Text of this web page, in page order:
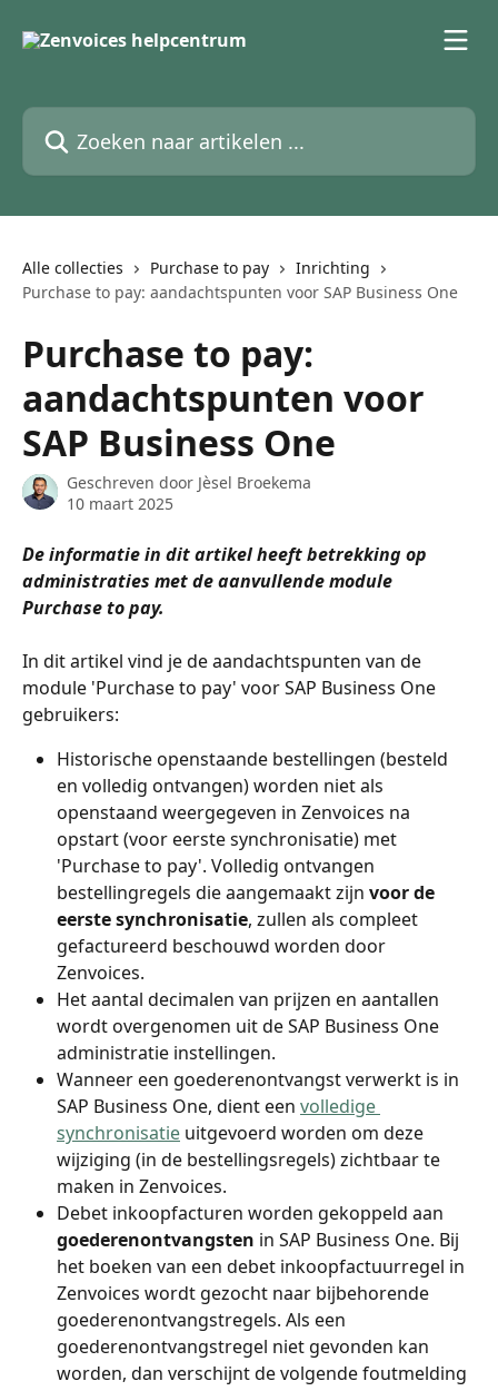
Zoeken naar artikelen ...
Alle collecties Purchase to pay
Inrichting
Purchase to pay: aandachtspunten voor SAP Business One
Purchase to pay:
aandachtspunten voor
SAP Business One
Geschreven door Jèsel Broekema
10 maart 2025
De informatie in dit artikel heeft betrekking op
administraties met de aanvullende module
Purchase to pay.
In dit artikel vind je de aandachtspunten van de
module 'Purchase to pay' voor SAP Business One
gebruikers:
Historische openstaande bestellingen (besteld
en volledig ontvangen) worden niet als
openstaand weergegeven in Zenvoices na
opstart (voor eerste synchronisatie) met
'Purchase to pay'. Volledig ontvangen
bestellingregels die aangemaakt zijn voor de
eerste synchronisatie, zullen als compleet
gefactureerd beschouwd worden door
Zenvoices.
Het aantal decimalen van prijzen en aantallen
wordt overgenomen uit de SAP Business One
administratie instellingen.
Wanneer een goederenontvangst verwerkt is in
SAP Business One, dient een volledige
synchronisatie uitgevoerd worden om deze
wijziging (in de bestellingsregels) zichtbaar te
maken in Zenvoices.
Debet inkoopfacturen worden gekoppeld aan
goederenontvangsten in SAP Business One. Bij
het boeken van een debet inkoopfactuurregel in
Zenvoices wordt gezocht naar bijbehorende
goederenontvangstregels. Als een
goederenontvangstregel niet gevonden kan
worden, dan verschijnt de volgende foutmelding